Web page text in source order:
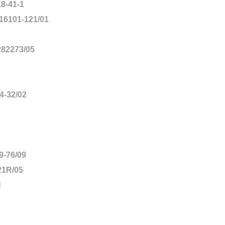
41-1
16101-121/01
05
32/02
76/09
05